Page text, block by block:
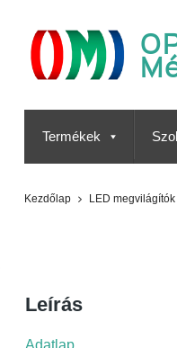
Termékek
Kezdőlap LED megvilágítók
megvilágító
Leírás
Adatlap